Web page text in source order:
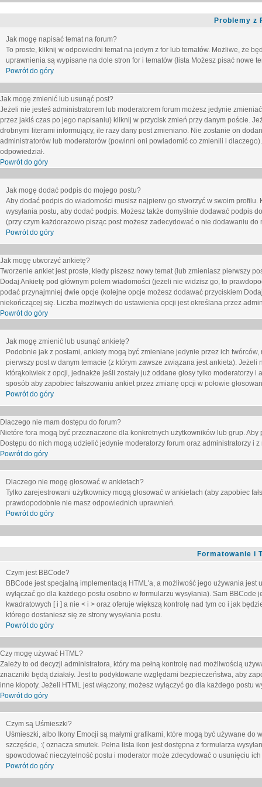
Problemy z
Jak mogę napisać temat na forum?
To proste, kliknij w odpowiedni temat na jedym z for lub tematów. Możliwe, że
uprawnienia są wypisane na dole stron for i tematów (lista Możesz pisać nowe
Powrót do góry
Jak mogę zmienić lub usunąć post?
Jeżeli nie jesteś administratorem lub moderatorem forum możesz jedynie
przez jakiś czas po jego napisaniu) kliknij w przycisk zmień przy danym poście.
drobnymi literami informujący, ile razy dany post zmieniano. Nie zostanie on
administratorów lub moderatorów (powinni oni powiadomić co zmienili i
odpowiedział.
Powrót do góry
Jak mogę dodać podpis do mojego postu?
Aby dodać podpis do wiadomości musisz najpierw go stworzyć w swoim
wysyłania postu, aby dodać podpis. Możesz także domyślnie dodawać podpis
(przy czym każdorazowo pisząc post możesz zadecydować o nie dodawaniu
Powrót do góry
Jak mogę utworzyć ankietę?
Tworzenie ankiet jest proste, kiedy piszesz nowy temat (lub zmieniasz pierwszy
Dodaj Ankietę pod głównym polem wiadomości (jeżeli nie widzisz go, to
podać przynajmniej dwie opcje (kolejne opcje możesz dodawać przyciskiem
niekończącej się. Liczba możliwych do ustawienia opcji jest określana przez
Powrót do góry
Jak mogę zmienić lub usunąć ankietę?
Podobnie jak z postami, ankiety mogą być zmieniane jedynie przez ich
pierwszy post w danym temacie (z którym zawsze związana jest ankieta).
którąkolwiek z opcji, jednakże jeśli zostały już oddane głosy tylko
sposób aby zapobiec fałszowaniu ankiet przez zmianę opcji w połowie
Powrót do góry
Dlaczego nie mam dostępu do forum?
Nietóre fora mogą być przeznaczone dla konkretnych użytkowników lub grup.
Dostępu do nich mogą udzielić jedynie moderatorzy forum oraz administratorzy i
Powrót do góry
Dlaczego nie mogę głosować w ankietach?
Tylko zarejestrowani użytkownicy mogą głosować w ankietach (aby zapobiec
prawdopodobnie nie masz odpowiednich uprawnień.
Powrót do góry
Formatowanie i
Czym jest BBCode?
BBCode jest specjalną implementacją HTML'a, a możliwość jego używania
wyłączać go dla każdego postu osobno w formularzu wysyłania). Sam
kwadratowych [ i ] a nie < i > oraz oferuje większą kontrolę nad tym co i jak
którego dostaniesz się ze strony wysyłania postu.
Powrót do góry
Czy mogę używać HTML?
Zależy to od decyzji administratora, który ma pełną kontrolę nad możliwością
znaczniki będą działały. Jest to podyktowane względami bezpieczeństwa, aby
inne kłopoty. Jeżeli HTML jest włączony, możesz wyłączyć go dla każdego
Powrót do góry
Czym są Uśmieszki?
Uśmieszki, albo Ikony Emocji są małymi grafikami, które mogą być używane
szczęście, :( oznacza smutek. Pełna lista ikon jest dostępna z formularza
spowodować nieczytelność postu i moderator może zdecydować o usunięciu ich
Powrót do góry